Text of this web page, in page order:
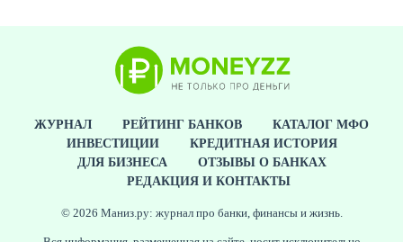
ЖУРНАЛ РЕЙТИНГ БАНКОВ
КАТАЛОГ МФО
ИНВЕСТИЦИИ
КРЕДИТНАЯ ИСТОРИЯ
ДЛЯ БИЗНЕСА
ОТЗЫВЫ О БАНКАХ
РЕДАКЦИЯ И КОНТАКТЫ
© 2026 Маниз.ру: журнал про банки, финансы и жизнь.